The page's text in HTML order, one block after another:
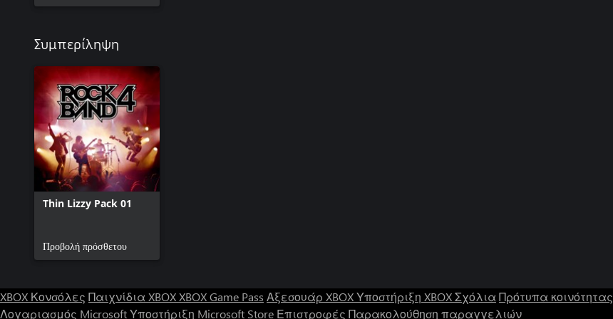
Συμπερίληψη
Thin Lizzy Pack 01
Προβολή πρόσθετου
XBOX Κονσόλες Παιχνίδια XBOXXBOX Game Pass Αξεσουάρ XBOXΥποστήριξη XBOXΣχόλια Πρότυπα κοινότητας
Λογαριασμός MicrosoftΥποστήριξη Microsoft Store Επιστροφές Παρακολούθηση παραγγελιών